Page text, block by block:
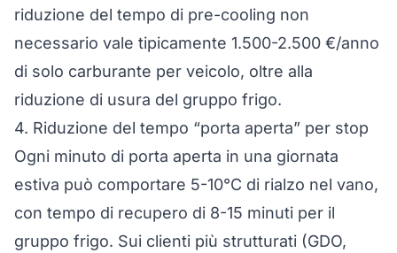
riduzione del tempo di pre-cooling non
necessario vale tipicamente 1.500-2.500 €/anno
di solo carburante per veicolo, oltre alla
riduzione di usura del gruppo frigo.
4. Riduzione del tempo “porta aperta” per stop
Ogni minuto di porta aperta in una giornata
estiva può comportare 5-10°C di rialzo nel vano,
con tempo di recupero di 8-15 minuti per il
gruppo frigo. Sui clienti più strutturati (GDO,